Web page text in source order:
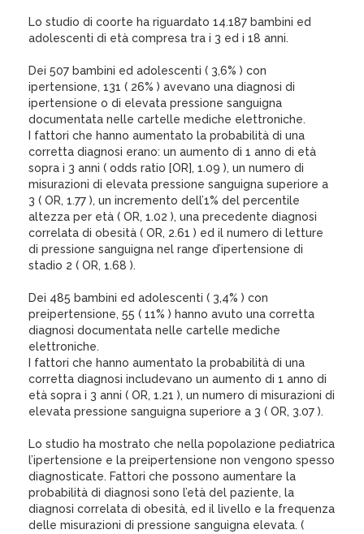
Lo studio di coorte ha riguardato 14.187 bambini ed
adolescenti di età compresa tra i 3 ed i 18 anni.
Dei 507 bambini ed adolescenti ( 3,6% ) con
ipertensione, 131 ( 26% ) avevano una diagnosi di
ipertensione o di elevata pressione sanguigna
documentata nelle cartelle mediche elettroniche.
I fattori che hanno aumentato la probabilità di una
corretta diagnosi erano: un aumento di 1 anno di età
sopra i 3 anni ( odds ratio [OR], 1.09 ), un numero di
misurazioni di elevata pressione sanguigna superiore a
3 ( OR, 1.77 ), un incremento dell’1% del percentile
altezza per età ( OR, 1.02 ), una precedente diagnosi
correlata di obesità ( OR, 2.61 ) ed il numero di letture
di pressione sanguigna nel range d’ipertensione di
stadio 2 ( OR, 1.68 ).
Dei 485 bambini ed adolescenti ( 3,4% ) con
preipertensione, 55 ( 11% ) hanno avuto una corretta
diagnosi documentata nelle cartelle mediche
elettroniche.
I fattori che hanno aumentato la probabilità di una
corretta diagnosi includevano un aumento di 1 anno di
età sopra i 3 anni ( OR, 1.21 ), un numero di misurazioni di
elevata pressione sanguigna superiore a 3 ( OR, 3.07 ).
Lo studio ha mostrato che nella popolazione pediatrica
l’ipertensione e la preipertensione non vengono spesso
diagnosticate. Fattori che possono aumentare la
probabilità di diagnosi sono l’età del paziente, la
diagnosi correlata di obesità, ed il livello e la frequenza
delle misurazioni di pressione sanguigna elevata. (